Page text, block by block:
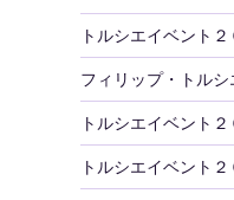
トルシエイベント
フィリップ・トル
トルシエイベント
トルシエイベント